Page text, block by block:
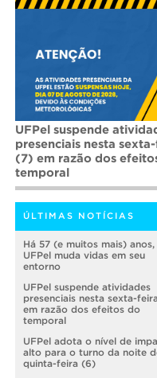
UFPel suspende
presenciais nesta
(7) em razão dos
temporal
ÚLTIMAS NOTÍCIAS
Há 57 (e muitos mais) anos,
UFPel muda vidas em seu
entorno
UFPel suspende atividades
presenciais nesta sexta-
em razão dos efeitos do
temporal
UFPel adota o nível de
alto para o turno da noite
quinta-feira (6)